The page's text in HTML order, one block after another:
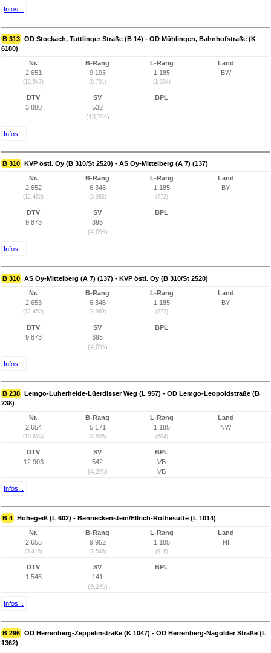
Infos...
B 313 OD Stockach, Tuttlinger Straße (B 14) - OD Mühlingen, Bahnhofstraße (K
6180)
Nr.
2.651
(12.547)
B-Rang
9.193
(6.791)
L-Rang
1.185
(1.034)
Land
BW
DTV
3.880
SV
532
(13,7%)
BPL
Infos...
B 310 KVP östl. Oy (B 310/St 2520) - AS Oy-Mittelberg (A 7) (137)
Nr.
2.652
(12.460)
B-Rang
6.346
(3.962)
L-Rang
1.185
(772)
Land
BY
DTV
9.873
SV
395
(4,0%)
BPL
Infos...
B 310 AS Oy-Mittelberg (A 7) (137) - KVP östl. Oy (B 310/St 2520)
Nr.
2.653
(12.452)
B-Rang
6.346
(3.962)
L-Rang
1.185
(772)
Land
BY
DTV
9.873
SV
395
(4,0%)
BPL
Infos...
B 238 Lemgo-Luherheide-Lüerdisser Weg (L 957) - OD Lemgo-Leopoldstraße (B
238)
Nr.
2.654
(10.674)
B-Rang
5.171
(2.805)
L-Rang
1.185
(604)
Land
NW
DTV
12.903
SV
542
(4,2%)
BPL
VB
VB
Infos...
B 4 Hohegeiß (L 602) - Benneckenstein/Ellrich-Rothesütte (L 1014)
Nr.
2.655
(3.418)
B-Rang
9.952
(7.548)
L-Rang
1.185
(916)
Land
NI
DTV
1.546
SV
141
(9,1%)
BPL
Infos...
B 296 OD Herrenberg-Zeppelinstraße (K 1047) - OD Herrenberg-Nagolder Straße (L
1362)